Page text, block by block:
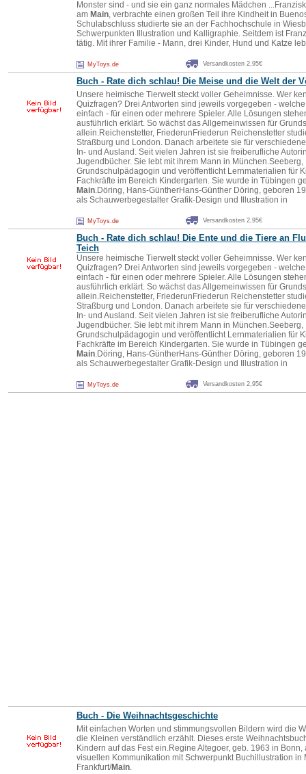
Monster sind - und sie ein ganz normales Mädchen
am Main, verbrachte einen großen Teil ihre Kindheit in
Schulabschluss studierte sie an der Fachhochschule in
Schwerpunkten Illustration und Kalligraphie. Seitdem ist
tätig. Mit ihrer Familie - Mann, drei Kinder, Hund und Katze
MyToys.de Versandkosten 2,95€
Buch - Rate dich schlau! Die Meise und die Welt der
Unsere heimische Tierwelt steckt voller Geheimnisse. Wer
Quizfragen? Drei Antworten sind jeweils vorgegeben -
einfach - für einen oder mehrere Spieler. Alle Lösungen
ausführlich erklärt. So wächst das Allgemeinwissen für
allein.Reichenstetter, FriederunFriederun Reichenstetter
Straßburg und London. Danach arbeitete sie für
In- und Ausland. Seit vielen Jahren ist sie freiberufliche
Jugendbücher. Sie lebt mit ihrem Mann in
Grundschulpädagogin und veröffentlicht Lernmaterialien für
Fachkräfte im Bereich Kindergarten. Sie wurde in Tübingen
Main.Döring, Hans-GüntherHans-Günther Döring, geboren
als Schauwerbegestalter Grafik-Design und Illustration in
MyToys.de Versandkosten 2,95€
Buch - Rate dich schlau! Die Ente und die Tiere an
Teich
Unsere heimische Tierwelt steckt voller Geheimnisse. Wer
Quizfragen? Drei Antworten sind jeweils vorgegeben -
einfach - für einen oder mehrere Spieler. Alle Lösungen
ausführlich erklärt. So wächst das Allgemeinwissen für
allein.Reichenstetter, FriederunFriederun Reichenstetter
Straßburg und London. Danach arbeitete sie für
In- und Ausland. Seit vielen Jahren ist sie freiberufliche
Jugendbücher. Sie lebt mit ihrem Mann in
Grundschulpädagogin und veröffentlicht Lernmaterialien für
Fachkräfte im Bereich Kindergarten. Sie wurde in Tübingen
Main.Döring, Hans-GüntherHans-Günther Döring, geboren
als Schauwerbegestalter Grafik-Design und Illustration in
MyToys.de Versandkosten 2,95€
Buch - Die Weihnachtsgeschichte
Mit einfachen Worten und stimmungsvollen Bildern wird die
die Kleinen verständlich erzählt. Dieses erste
Kindern auf das Fest ein.Regine Altegoer, geb. 1963 in
visuellen Kommunikation mit Schwerpunkt Buchillustration in
Frankfurt/Main.